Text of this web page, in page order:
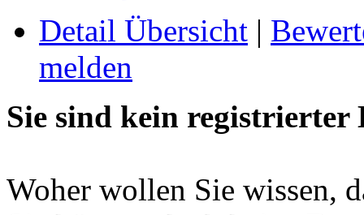
Detail Übersicht |
melden
Sie sind kein registrierter
Woher wollen Sie wissen,